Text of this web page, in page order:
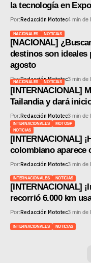
NACIONALES NOTICIAS
la tecnología en
Por:Redacción Mototec4 min de
NACIONALES NOTICIAS
[NACIONAL]
destinos son ideales
agosto
Por:Redacción Mototec3 min de
INTERNACIONALES
MOTOGP
NOTICIAS
[INTERNACIONAL]
Tailandia y dará
Por:Redacción Mototec3 min de
INTERNACIONALES NOTICIAS
[INTERNACIONAL]
colombiano aparece
Por:Redacción Mototec3 min de
INTERNACIONALES NOTICIAS
[INTERNACIONAL]
recorrió 6.000 km
Por:Redacción Mototec3 min de